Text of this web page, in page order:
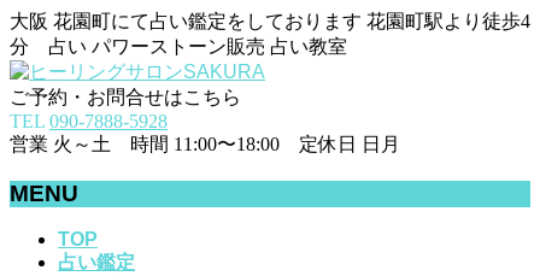
大阪 花園町にて占い鑑定をしております 花園町駅より徒歩4
分 占い パワーストーン販売 占い教室
ご予約・お問合せはこちら
TEL 090-7888-5928
営業 火～土 時間 11:00〜18:00 定休日 日月
MENU
TOP
占い鑑定